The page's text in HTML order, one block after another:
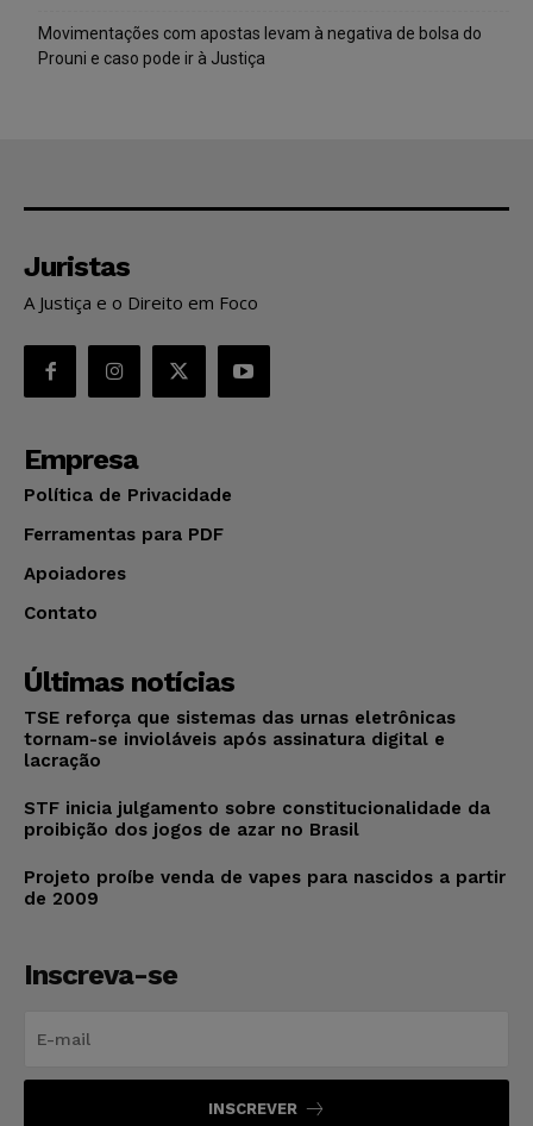
Movimentações com apostas levam à negativa de bolsa do
Prouni e caso pode ir à Justiça
Juristas
A Justiça e o Direito em Foco
Empresa
Política de Privacidade
Ferramentas para PDF
Apoiadores
Contato
Últimas notícias
TSE reforça que sistemas das urnas eletrônicas
tornam-se invioláveis após assinatura digital e
lacração
STF inicia julgamento sobre constitucionalidade da
proibição dos jogos de azar no Brasil
Projeto proíbe venda de vapes para nascidos a partir
de 2009
Inscreva-se
INSCREVER